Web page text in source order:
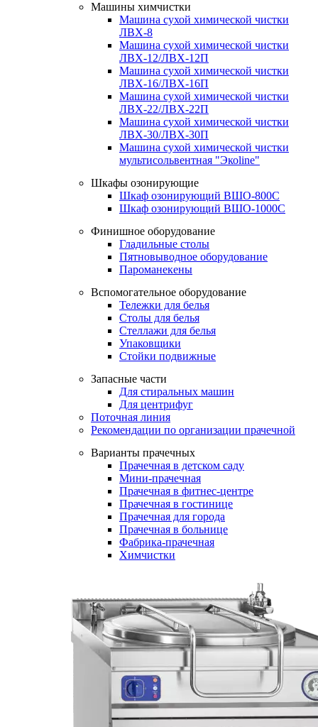
Машины химчистки
Машина сухой химической чистки
ЛВХ-8
Машина сухой химической чистки
ЛВХ-12/ЛВХ-12П
Машина сухой химической чистки
ЛВХ-16/ЛВХ-16П
Машина сухой химической чистки
ЛВХ-22/ЛВХ-22П
Машина сухой химической чистки
ЛВХ-30/ЛВХ-30П
Машина сухой химической чистки
мультисольвентная "Экоline"
Шкафы озонирующие
Шкаф озонирующий ВШО-800С
Шкаф озонирующий ВШО-1000С
Финишное оборудование
Гладильные столы
Пятновыводное оборудование
Пароманекены
Вспомогательное оборудование
Тележки для белья
Столы для белья
Стеллажи для белья
Упаковщики
Стойки подвижные
Запасные части
Для стиральных машин
Для центрифуг
Поточная линия
Рекомендации по организации прачечной
Варианты прачечных
Прачечная в детском саду
Мини-прачечная
Прачечная в фитнес-центре
Прачечная в гостинице
Прачечная для города
Прачечная в больнице
Фабрика-прачечная
Химчистки